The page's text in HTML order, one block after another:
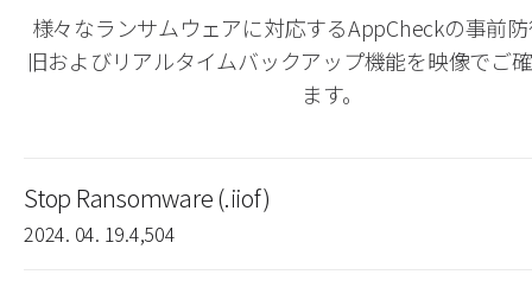
様々なランサムウェアに対応するAppCheckの事前
旧およびリアルタイムバックアップ機能を映像でご
ます。
Stop Ransomware (.iiof)
2024. 04. 19.4,504